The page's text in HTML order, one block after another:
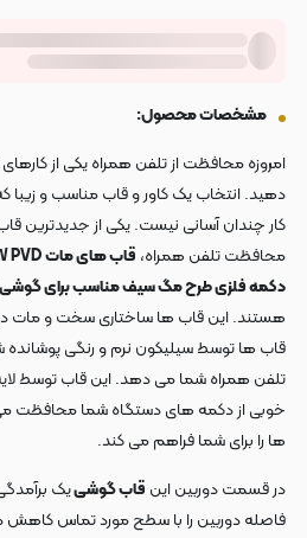
مشخصات محصول:
امروزه محافظت از تلفن همراه یکی از
دهید. انتخاب یک کاور و قاب مناسب و زیبا که
کار چندان آسانی نیست. یکی از جدیدترین
محافظت تلفن همراه،
دکمه فلزی طرح مگ سیف مناسب برای گوشی Galaxy A15 سامسونگ
هستند. این قاب ها ساختاری سخت و مات در
قاب ها توسط سیلیکون نرم و رنگی
تلفن همراه شما می دهد. این قاب توسط
خوبی از دکمه های دستگاه شما محافظت
ها را برای شما فراهم می کند.
در قسمت دوربین این قاب گوشییک
فاصله دوربین را با سطح مورد تماس کاهش